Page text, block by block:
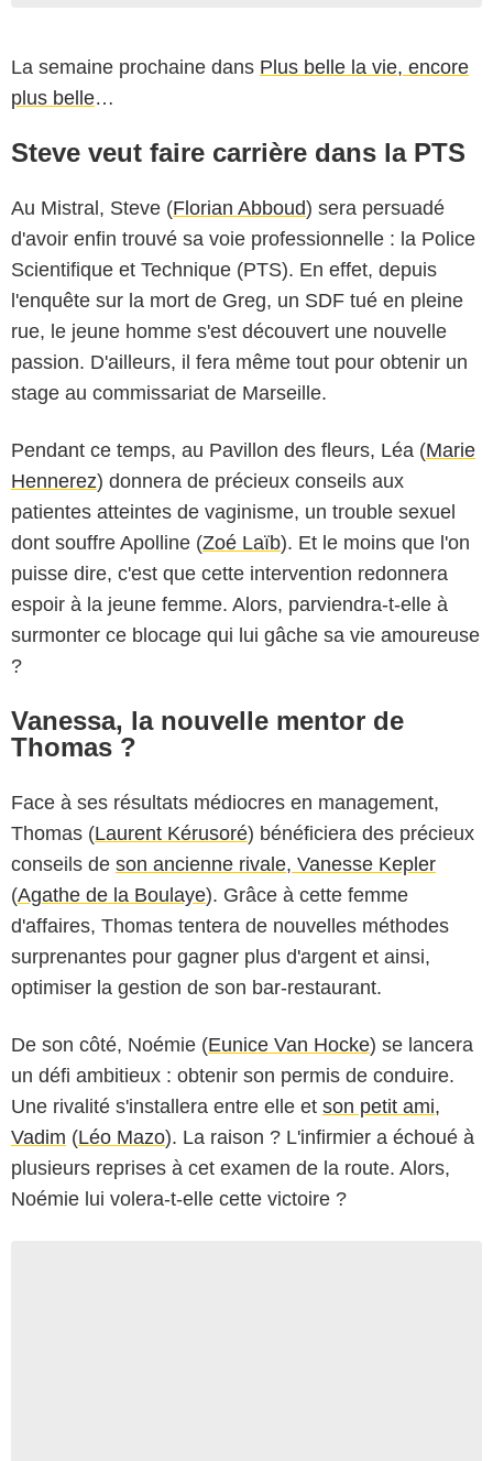
La semaine prochaine dans Plus belle la vie, encore
plus belle…
Steve veut faire carrière dans la PTS
Au Mistral, Steve (Florian Abboud) sera persuadé
d'avoir enfin trouvé sa voie professionnelle : la Police
Scientifique et Technique (PTS). En effet, depuis
l'enquête sur la mort de Greg, un SDF tué en pleine
rue, le jeune homme s'est découvert une nouvelle
passion. D'ailleurs, il fera même tout pour obtenir un
stage au commissariat de Marseille.
Pendant ce temps, au Pavillon des fleurs, Léa (Marie
Hennerez) donnera de précieux conseils aux
patientes atteintes de vaginisme, un trouble sexuel
dont souffre Apolline (Zoé Laïb). Et le moins que l'on
puisse dire, c'est que cette intervention redonnera
espoir à la jeune femme. Alors, parviendra-t-elle à
surmonter ce blocage qui lui gâche sa vie amoureuse
?
Vanessa, la nouvelle mentor de
Thomas ?
Face à ses résultats médiocres en management,
Thomas (Laurent Kérusoré) bénéficiera des précieux
conseils de son ancienne rivale, Vanesse Kepler
(Agathe de la Boulaye). Grâce à cette femme
d'affaires, Thomas tentera de nouvelles méthodes
surprenantes pour gagner plus d'argent et ainsi,
optimiser la gestion de son bar-restaurant.
De son côté, Noémie (Eunice Van Hocke) se lancera
un défi ambitieux : obtenir son permis de conduire.
Une rivalité s'installera entre elle et son petit ami,
Vadim (Léo Mazo). La raison ? L'infirmier a échoué à
plusieurs reprises à cet examen de la route. Alors,
Noémie lui volera-t-elle cette victoire ?